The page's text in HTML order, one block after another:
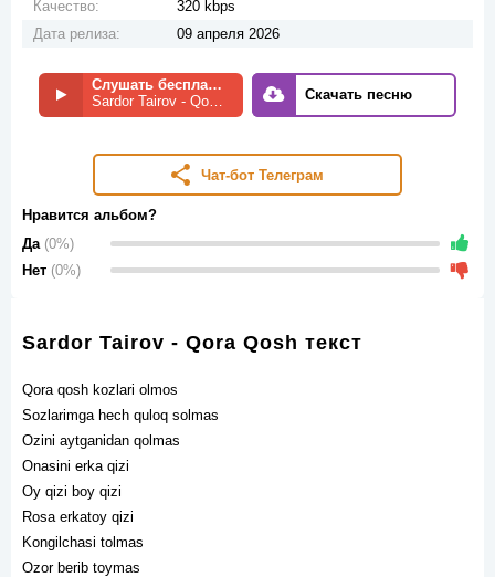
Качество:
320 kbps
Дата релиза:
09 апреля 2026
Слушать бесплатно
Sardor Tairov - Qora Qosh
Скачать песню
Чат-бот Телеграм
Нравится альбом?
Да (0%)
Нет (0%)
Sardor Tairov - Qora Qosh текст
Qora qosh kozlari olmos
Sozlarimga hech quloq solmas
Ozini aytganidan qolmas
Onasini erka qizi
Oy qizi boy qizi
Rosa erkatoy qizi
Kongilchasi tolmas
Ozor berib toymas